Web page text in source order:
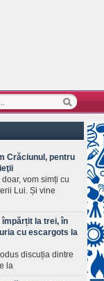
Crăciunul, pentru
vom simți cu
Lui. Și vine
împărțit la trei, în
cu escargots la
discuția dintre
la